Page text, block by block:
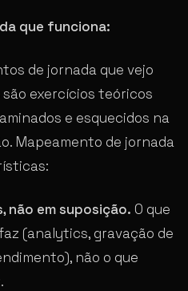
que funciona:
de jornada que vejo
exercícios teóricos
e esquecidos na
Mapeamento de jornada
não em suposição. O que
(analytics, gravação de
não o que